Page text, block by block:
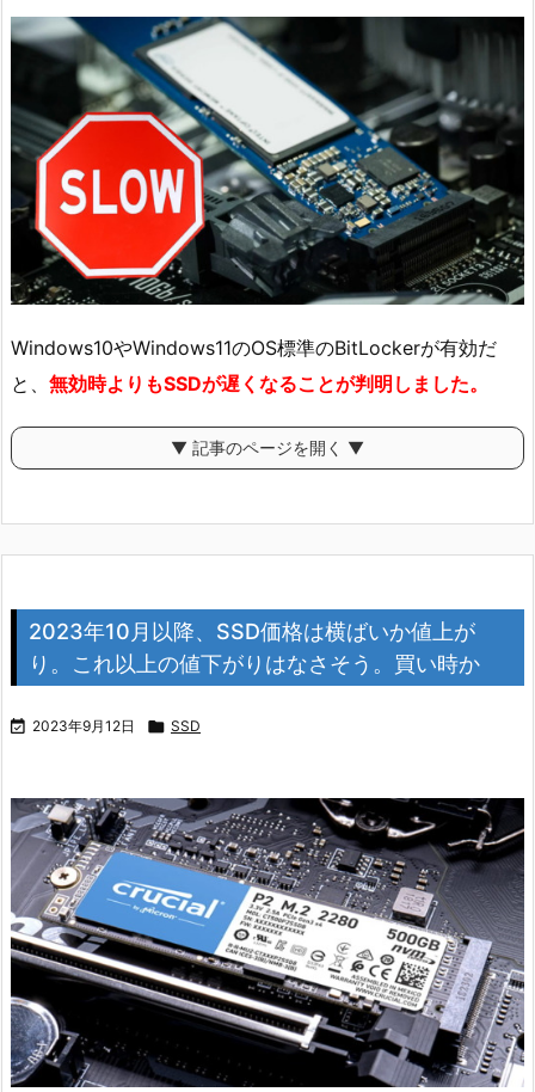
Windows10やWindows11のOS標準のBitLockerが有効だ
と、 無効時よりもSSDが遅くなることが判明しました。
▼ 記事のページを開く ▼
2023年10月以降、SSD価格は横ばいか値上が
り。これ以上の値下がりはなさそう。買い時か
 2023年9月12日  SSD